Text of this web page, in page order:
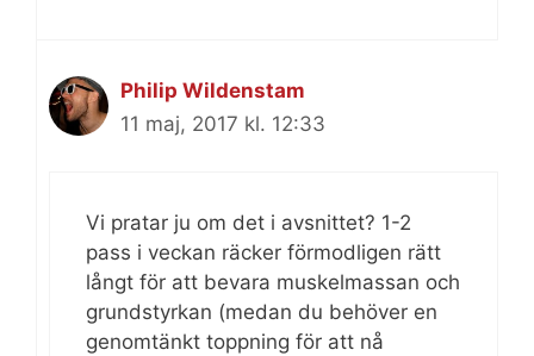
Philip Wildenstam
11 maj, 2017 kl. 12:33
Vi pratar ju om det i avsnittet? 1-2
pass i veckan räcker förmodligen rätt
långt för att bevara muskelmassan och
grundstyrkan (medan du behöver en
genomtänkt toppning för att nå